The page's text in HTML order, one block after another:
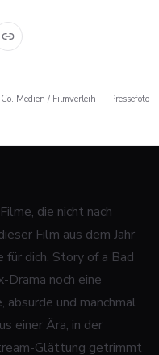
Medien / Filmverleih — Pressefoto
die nicht nach
Film aus dem Jahr
dich. Story of a Bad
noch eine
absurde und manchmal
einer Ära, in der
Glättung getrimmt